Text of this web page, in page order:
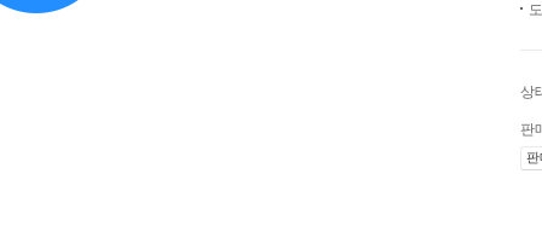
상
판
판